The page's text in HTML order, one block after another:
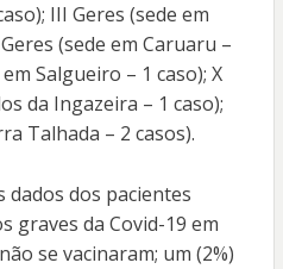
III Geres (sede em
(sede em Caruaru –
Salgueiro – 1 caso); X
da Ingazeira – 1 caso);
Talhada – 2 casos).
dados dos pacientes
graves da Covid-19 em
se vacinaram; um (2%)